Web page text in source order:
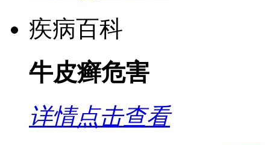
疾病百科
牛皮癣危害
详情点击查看